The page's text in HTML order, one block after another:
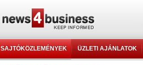
SAJTÓKÖZLEMÉNYEK ÜZLETI AJÁNLATOK